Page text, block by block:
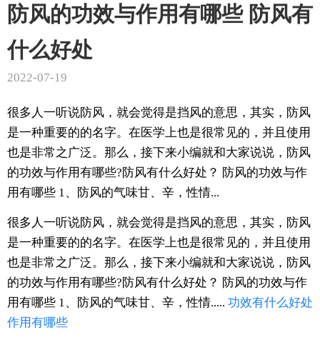
防风的功效与作用有哪些 防风有
什么好处
2022-07-19
很多人一听说防风，就会觉得是挡风的意思，其实，防风
是一种重要的的名字。在医学上也是很常见的，并且使用
也是非常之广泛。那么，接下来小编就和大家说说，防风
的功效与作用有哪些?防风有什么好处？ 防风的功效与作
用有哪些 1、防风的气味甘、辛，性情...
很多人一听说防风，就会觉得是挡风的意思，其实，防风
是一种重要的的名字。在医学上也是很常见的，并且使用
也是非常之广泛。那么，接下来小编就和大家说说，防风
的功效与作用有哪些?防风有什么好处？ 防风的功效与作
用有哪些 1、防风的气味甘、辛，性情..... 功效有什么好处
作用有哪些